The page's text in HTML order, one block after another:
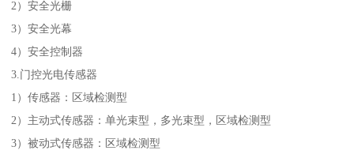
2）安全光栅
3）安全光幕
4）安全控制器
3.门控光电传感器
1）传感器：区域检测型
2）主动式传感器：单光束型，多光束型，区域检测型
3）被动式传感器：区域检测型